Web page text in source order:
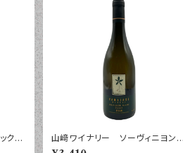
ック
山﨑ワイナリー ソーヴィニヨン・
ブラン ２０２５年 ７５０ｍｌ